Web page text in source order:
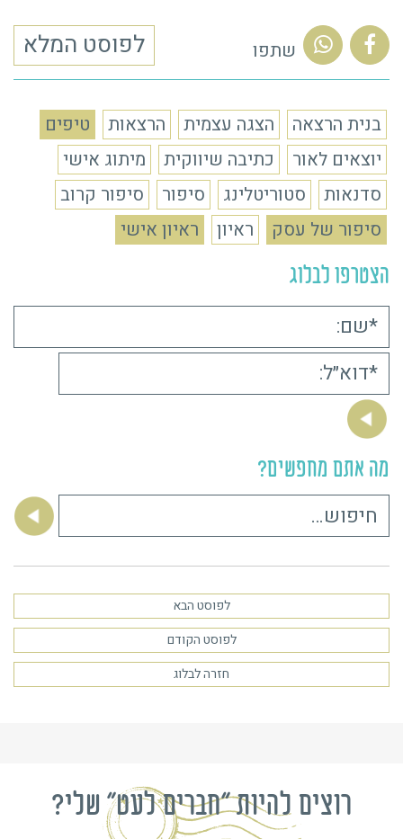
לפוסט המלא שתפו
בנית הרצאה הצגה עצמית הרצאות
טיפים
יוצאים לאור
כתיבה שיווקית
מיתוג אישי
סדנאות
סטוריטלינג סיפור
סיפור קרוב
סיפור של עסק
ראיון ראיון אישי
הצטרפו לבלוג
מה אתם מחפשים?
חיפוש:
לפוסט הבא
לפוסט הקודם
חזרה לבלוג
רוצים להיות "חברים לעט" שלי?